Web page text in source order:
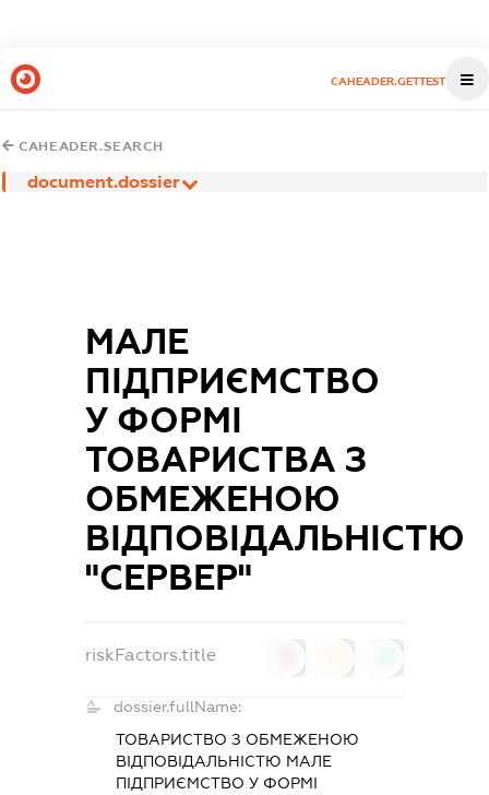
CAHEADER.GETTEST
CAHEADER.SEARCH
document.dossier
МАЛЕ
ПІДПРИЄМСТВО
У ФОРМІ
ТОВАРИСТВА З
ОБМЕЖЕНОЮ
ВІДПОВІДАЛЬНІСТЮ
"СЕРВЕР"
riskFactors.title
dossier.fullName:
ТОВАРИСТВО З ОБМЕЖЕНОЮ
ВІДПОВІДАЛЬНІСТЮ МАЛЕ
ПІДПРИЄМСТВО У ФОРМІ